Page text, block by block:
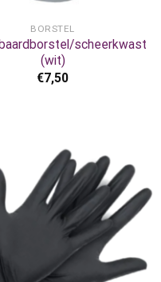
BORSTEL
scheerkwast
(wit)
€7,50